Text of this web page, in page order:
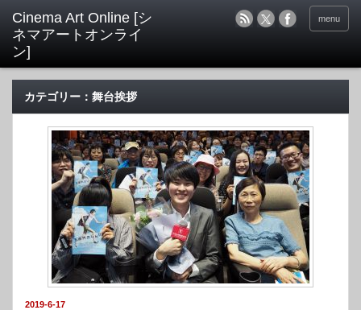
menu
カテゴリー：舞台挨拶
2019-6-17